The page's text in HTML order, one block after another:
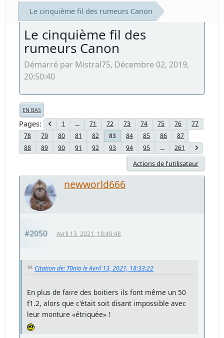
Le cinquième fil des rumeurs Canon
Le cinquième fil des
rumeurs Canon
Démarré par Mistral75, Décembre 02, 2019,
20:50:40
EN BAS
Pages 1 ... 71 72 73 74 75 76
77
78
79 80 81 82 83 84 85 86
87
88
89 90 91 92 93 94 95 ... 261
Actions de l'utilisateur
newworld666
#2050 Avril 13, 2021, 18:48:48
Citation de: T0nïo le Avril 13, 2021, 18:33:22
En plus de faire des boitiers ils font même un 50
f1.2, alors que c'était soit disant impossible avec
leur monture «étriquée» !